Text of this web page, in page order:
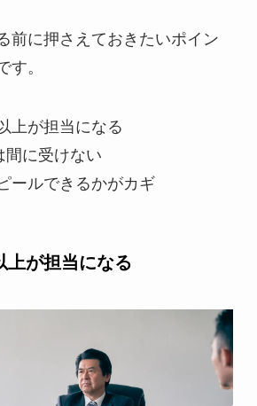
前に押さえておきたいポイン
す。
上が担当になる
間に受けない
ールできるかがカギ
上が担当になる